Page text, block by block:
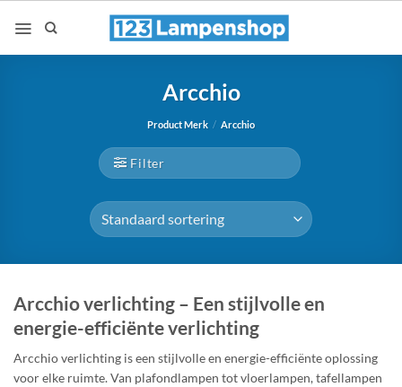
naar
Arcchio
Product Merk / Arcchio
Filter
Arcchio verlichting – Een stijlvolle en
energie-efficiënte verlichting
Arcchio verlichting is een stijlvolle en energie-efficiënte oplossing
voor elke ruimte. Van plafondlampen tot vloerlampen, tafellampen